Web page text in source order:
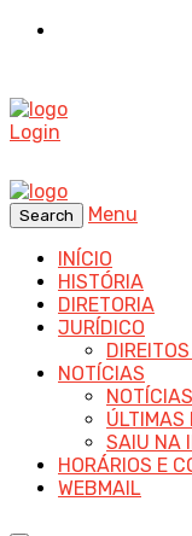
Login
Search
Menu
INÍCIO
HISTÓRIA
DIRETORIA
JURÍDICO
NOTÍCIAS
ÚLTIMAS
SAIU NA
HORÁRIOS E
WEBMAIL